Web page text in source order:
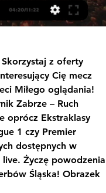
z oferty
Cię mecz
Miłego oglądania!
Zabrze – Ruch
oprócz Ekstraklasy
1 czy Premier
dostępnych w
Życzę powodzenia
Śląska! Obrazek